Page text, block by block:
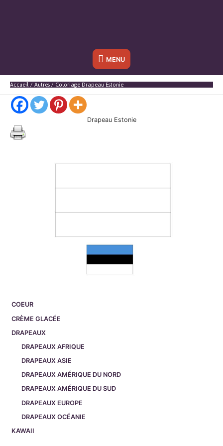
Sous
l'en-
MENU
Accueil Autres Coloriage Drapeau Estonie
COEUR
CRÈME GLACÉE
DRAPEAUX
DRAPEAUX AFRIQUE
DRAPEAUX ASIE
DRAPEAUX AMÉRIQUE DU NORD
DRAPEAUX AMÉRIQUE DU SUD
DRAPEAUX EUROPE
DRAPEAUX OCÉANIE
KAWAII
Drapeau Estonie